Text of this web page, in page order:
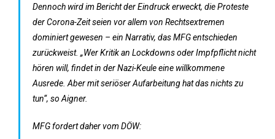
Dennoch wird im Bericht der Eindruck erweckt, die Proteste
der Corona-Zeit seien vor allem von Rechtsextremen
dominiert gewesen – ein Narrativ, das MFG entschieden
zurückweist. „Wer Kritik an Lockdowns oder Impfpflicht nicht
hören will, findet in der Nazi-Keule eine willkommene
Ausrede. Aber mit seriöser Aufarbeitung hat das nichts zu
tun“, so Aigner.
MFG fordert daher vom DÖW: